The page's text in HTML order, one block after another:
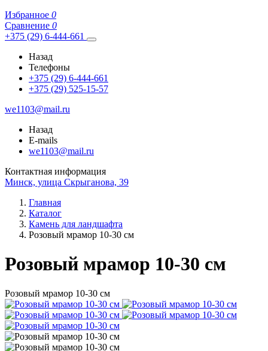
Избранное 0
Сравнение 0
+375 (29) 6-444-661
Назад
Телефоны
+375 (29) 6-444-661
+375 (29) 525-15-57
we1103@mail.ru
Назад
E-mails
we1103@mail.ru
Контактная информация
Минск, улица Скрыганова, 39
Главная
Каталог
Камень для ландшафта
Розовый мрамор 10-30 см
Розовый мрамор 10-30 см
Розовый мрамор 10-30 см